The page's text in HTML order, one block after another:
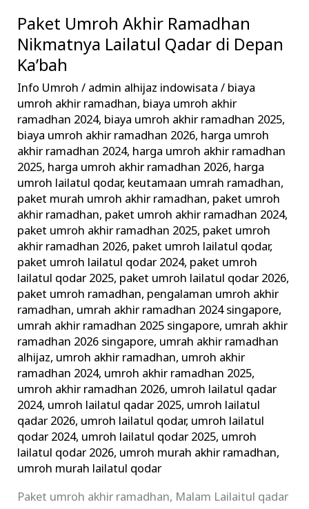
Paket Umroh Akhir Ramadhan
Nikmatnya Lailatul Qadar di Depan
Ka’bah
Info Umroh / admin alhijaz indowisata/ biaya
umroh akhir ramadhan, biaya umroh akhir
ramadhan 2024, biaya umroh akhir ramadhan 2025,
biaya umroh akhir ramadhan 2026, harga umroh
akhir ramadhan 2024, harga umroh akhir ramadhan
2025, harga umroh akhir ramadhan 2026, harga
umroh lailatul qodar, keutamaan umrah ramadhan,
paket murah umroh akhir ramadhan, paket umroh
akhir ramadhan, paket umroh akhir ramadhan 2024,
paket umroh akhir ramadhan 2025, paket umroh
akhir ramadhan 2026, paket umroh lailatul qodar,
paket umroh lailatul qodar 2024, paket umroh
lailatul qodar 2025, paket umroh lailatul qodar 2026,
paket umroh ramadhan, pengalaman umroh akhir
ramadhan, umrah akhir ramadhan 2024 singapore,
umrah akhir ramadhan 2025 singapore, umrah akhir
ramadhan 2026 singapore, umrah akhir ramadhan
alhijaz, umroh akhir ramadhan, umroh akhir
ramadhan 2024, umroh akhir ramadhan 2025,
umroh akhir ramadhan 2026, umroh lailatul qadar
2024, umroh lailatul qadar 2025, umroh lailatul
qadar 2026, umroh lailatul qodar, umroh lailatul
qodar 2024, umroh lailatul qodar 2025, umroh
lailatul qodar 2026, umroh murah akhir ramadhan,
umroh murah lailatul qodar
Paket umroh akhir ramadhan, Malam Lailaitul qadar
Paket
Umroh
Akhir
Nikmatnya
Lailatul
Qadar
di
Depan
Ka’bah